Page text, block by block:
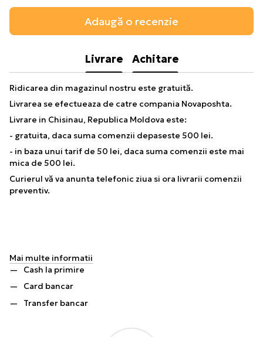
Adaugă o recenzie
Livrare Achitare
Ridicarea din magazinul nostru este gratuită.
Livrarea se efectueaza de catre compania Novaposhta.
Livrare in Chisinau, Republica Moldova este:
- gratuita, daca suma comenzii depaseste 500 lei.
- in baza unui tarif de 50 lei, daca suma comenzii este mai
mica de 500 lei.
Curierul vă va anunta telefonic ziua si ora livrarii comenzii
preventiv.
Mai multe informatii
Cash la primire
Card bancar
Transfer bancar